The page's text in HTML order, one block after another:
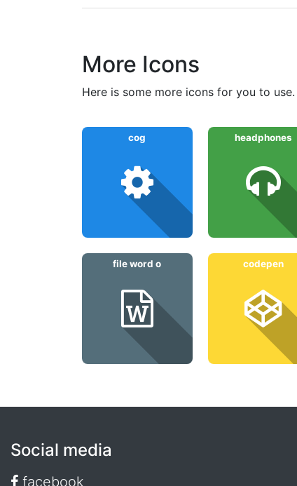
More Icons
here is some more icons for you to use.
cog headphones
file word o codepen
Social media
facebook